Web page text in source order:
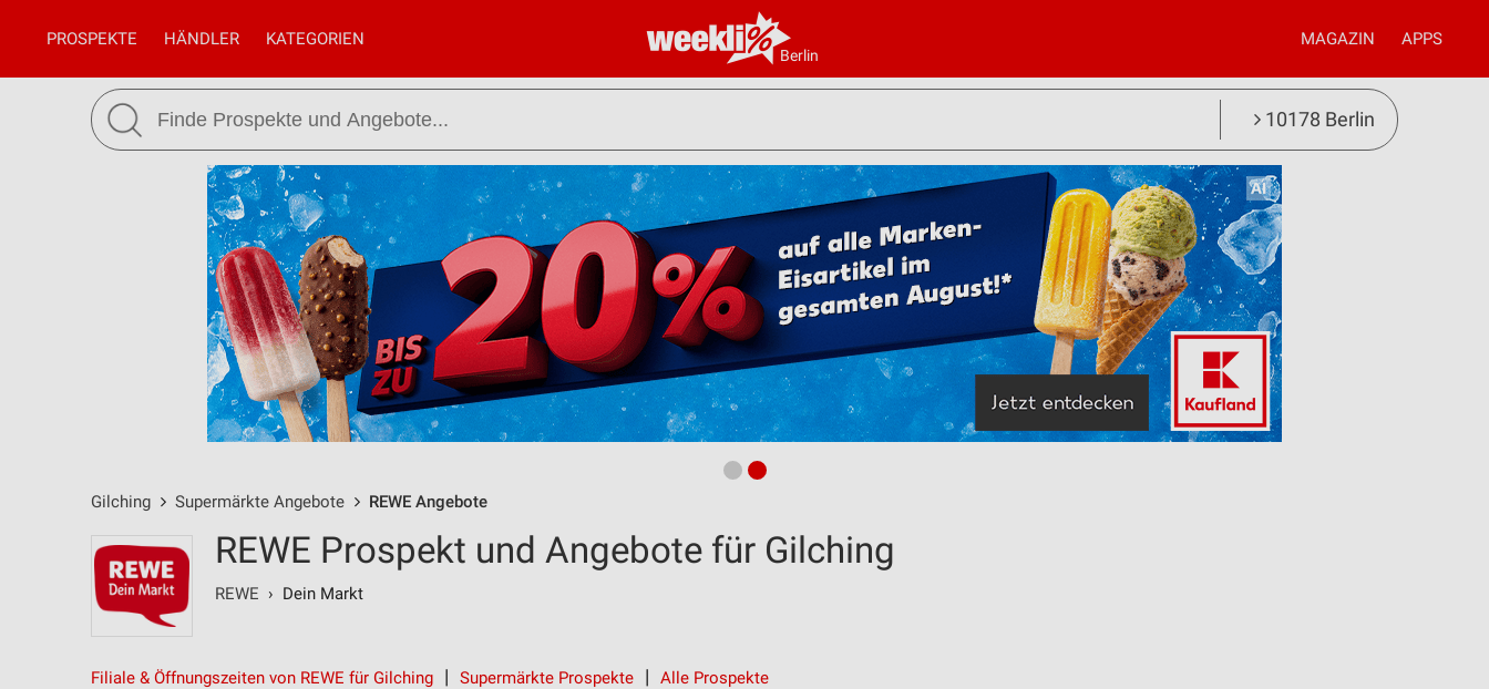
Berlin
PROSPEKTE HÄNDLER KATEGORIEN MAGAZIN APPS
10178 Berlin
Gilching Supermärkte Angebote REWE Angebote
REWE Prospekt und Angebote für Gilching
REWE › Dein Markt
Filiale & Öffnungszeiten von REWE für Gilching Supermärkte Prospekte Alle Prospekte